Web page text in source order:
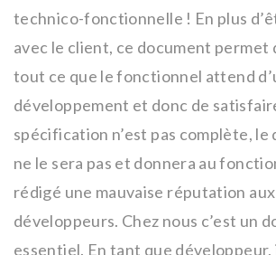
technico-fonctionnelle ! En plus
avec le client, ce document permet
tout ce que le fonctionnel attend
développement et donc de
spécification n’est pas complète,
ne le sera pas et donnera au
rédigé une mauvaise réputation
développeurs. Chez nous c’est un
essentiel. En tant que développeur,